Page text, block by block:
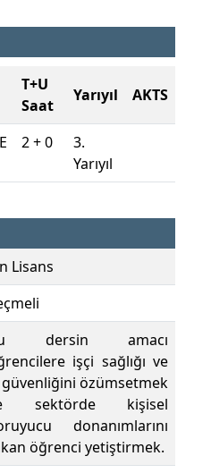
T+U
Saat
Yarıyıl AKTS
2 + 0
3.
Yarıyıl
Lisans
dersin amacı
işçi sağlığı ve
güvenliğini özümsetmek
sektörde kişisel
donanımlarını
öğrenci yetiştirmek.